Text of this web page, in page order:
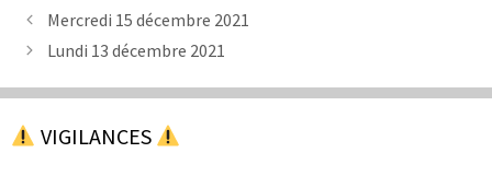
Mercredi 15 décembre 2021
Lundi 13 décembre 2021
VIGILANCES